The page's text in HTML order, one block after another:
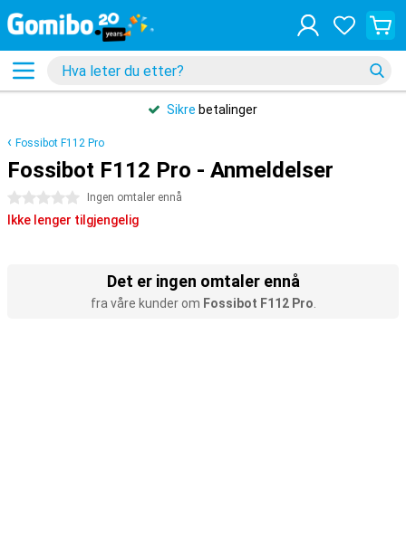
Sikre betalinger
Fossibot F112 Pro
Fossibot F112 Pro - Anmeldelser
0 stjerner Ingen omtaler ennå
Ikke lenger tilgjengelig
Det er ingen omtaler ennå
fra våre kunder om Fossibot F112 Pro